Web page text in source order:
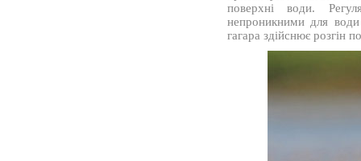
поверхні води.
непроникними для
гагара здійснює розгін